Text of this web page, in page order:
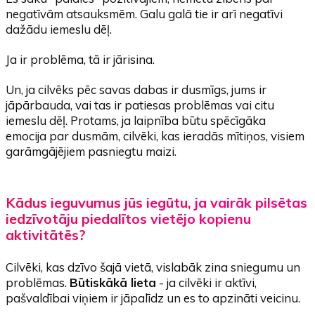
negatīvām atsauksmēm. Galu galā tie ir arī negatīvi
dažādu iemeslu dēļ.
Ja ir problēma, tā ir jārisina.
Un, ja cilvēks pēc savas dabas ir dusmīgs, jums ir
jāpārbauda, vai tas ir patiesas problēmas vai citu
iemeslu dēļ. Protams, ja laipnība būtu spēcīgāka
emocija par dusmām, cilvēki, kas ieradās mītiņos, visiem
garāmgājējiem pasniegtu maizi.
Kādus ieguvumus jūs iegūtu, ja vairāk pilsētas
iedzīvotāju piedalītos vietējo kopienu
aktivitātēs?
Cilvēki, kas dzīvo šajā vietā, vislabāk zina sniegumu un
problēmas. Būtiskākā lieta - ja cilvēki ir aktīvi,
pašvaldībai viņiem ir jāpalīdz un es to apzināti veicinu.